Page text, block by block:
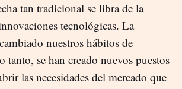
tan tradicional se libra de la
tecnológicas. La
nuestros hábitos de
tanto, se han creado nuevos puestos
las necesidades del mercado que